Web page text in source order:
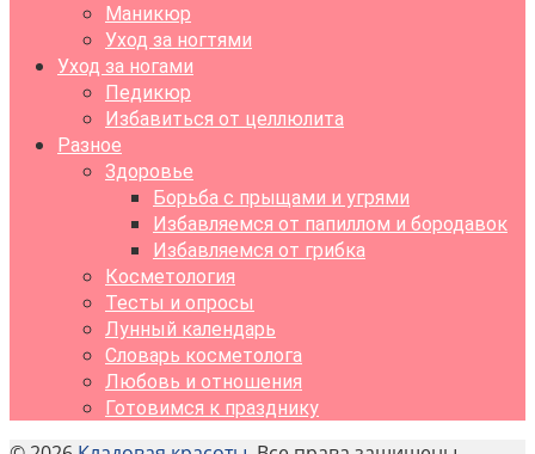
Маникюр
Уход за ногтями
Уход за ногами
Педикюр
Избавиться от целлюлита
Разное
Здоровье
Борьба с прыщами и угрями
Избавляемся от папиллом и бородавок
Избавляемся от грибка
Косметология
Тесты и опросы
Лунный календарь
Словарь косметолога
Любовь и отношения
Готовимся к празднику